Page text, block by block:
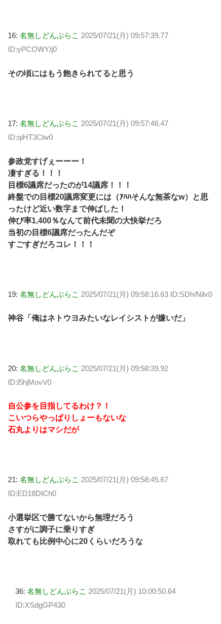
16: 名無しどんぶらこ 2025/07/21(月) 09:57:39.77
ID:yPCOWY/j0
その頃にはもう飽きられてると思う
17: 名無しどんぶらこ 2025/07/21(月) 09:57:48.47
ID:qiHT3Clw0
参政党すげぇーーー！
凄すぎる！！！
目標6議席だったのが14議席！！！
終盤での目標20議席変更には（ｱﾊﾊそんな無茶なw）と思
ったけど近い数字まで伸ばした！
伸び率1,400％なんて前代未聞の大快挙だろ
当初の目標6議席だったんだぞ
すごすぎだろコレ！！！
19: 名無しどんぶらこ 2025/07/21(月) 09:58:16.63 ID:SDh/Nilv0
神谷「俺はネトウヨみたいなレイシストが嫌いだ」
20: 名無しどんぶらこ 2025/07/21(月) 09:58:39.92
ID:l5hjMovV0
自公参を目指してるわけ？！
こいつらやっぱりしょーもないな
石丸よりはマシだが
21: 名無しどんぶらこ 2025/07/21(月) 09:58:45.67
ID:ED18DICh0
小選挙区で勝てないから無理だろう
さすがに調子に乗りすぎ
取れても比例中心に20くらいだろうな
36: 名無しどんぶらこ 2025/07/21(月) 10:00:50.64
ID:XSdgGP430